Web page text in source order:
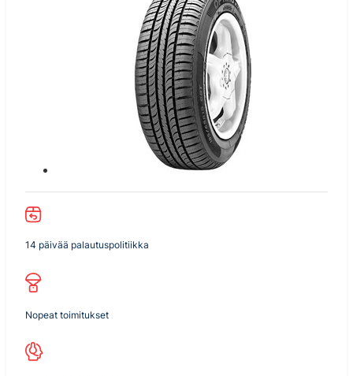
14 päivää palautuspolitiikka
Nopeat toimitukset